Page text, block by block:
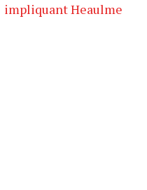
impliquant Heaulme